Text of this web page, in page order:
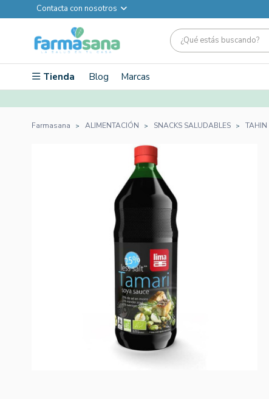
Contacta con nosotros
Tienda Blog Marcas
Farmasana ALIMENTACIÓN SNACKS SALUDABLES TAHIN